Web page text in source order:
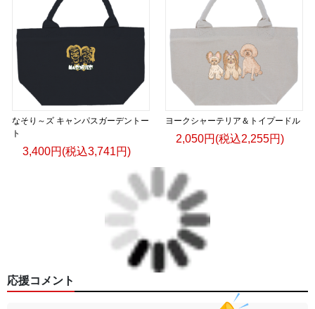
なそり～ズ キャンパスガーデントー
ト
3,400円(税込3,741円)
ヨークシャーテリア＆トイプードル
2,050円(税込2,255円)
応援コメント